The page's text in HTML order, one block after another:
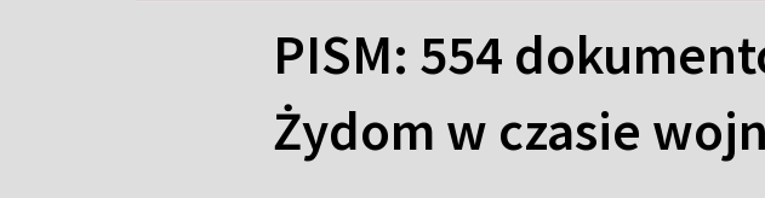
PISM: 554
Żydom w czasie